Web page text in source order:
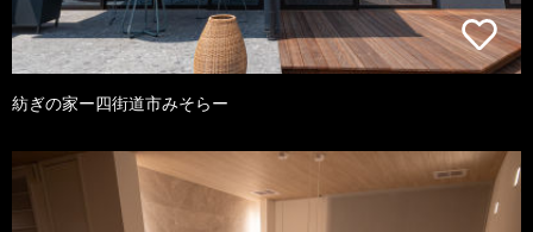
紡ぎの家ー四街道市みそらー